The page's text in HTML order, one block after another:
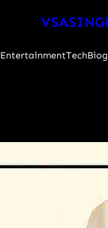
EntertainmentTech